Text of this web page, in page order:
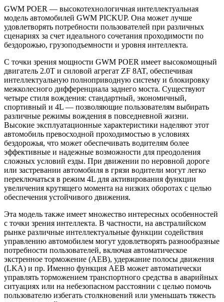
GWM POER — высокотехнологичная интеллектуальная
модель автомобилей GWM PICKUP. Она может лучше
удовлетворять потребности пользователей при различных
сценариях за счет идеального сочетания проходимости по
бездорожью, грузоподъемности и уровня интеллекта.
С точки зрения мощности GWM POER имеет высокомощный
двигатель 2.0T и силовой агрегат ZF 8AT, обеспечивая
интеллектуальную полноприводную систему и блокировку
межколесного дифференциала заднего моста. Существуют
четыре стиля вождения: стандартный, экономичный,
спортивный и 4L — позволяющие пользователям выбирать
различные режимы вождения в повседневной жизни.
Высокие эксплуатационные характеристики наделяют этот
автомобиль превосходной проходимостью в условиях
бездорожья, что может обеспечивать водителям более
эффективные и надежные возможности для преодоления
сложных условий езды. При движении по неровной дороге
или застревании автомобиля в грязи водители могут легко
переключаться в режим 4L для активирования функции
увеличения крутящего момента на низких оборотах с целью
обеспечения устойчивого движения.
Эта модель также имеет множество интересных особенностей
с точки зрения интеллекта. В частности, на австралийском
рынке различные интеллектуальные функции содействия
управлению автомобилем могут удовлетворять разнообразные
потребности пользователей, включая автоматическое
экстренное торможение (AEB), удержание полосы движения
(LKA) и пр. Именно функция AEB может автоматически
управлять торможением транспортного средства в аварийных
ситуациях или на небезопасном расстоянии с целью помочь
пользователю избегать столкновений или уменьшать тяжесть